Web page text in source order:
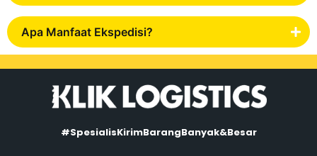
Apa Manfaat Ekspedisi?
#SpesialisKirimBarangBanyak&Besar